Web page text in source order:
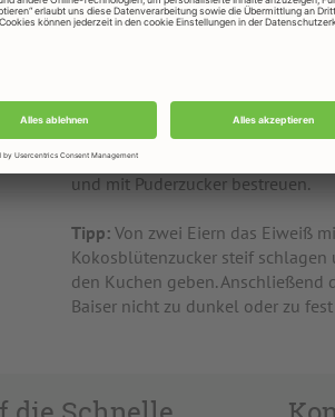
Eier, Meersalz und Vanille in
Dinkelmehl und Backpulver
Hafersahne und das weiche
(Zimmertemperatur!) zugeben
Rhabarber hinzufügen und
mit Backpapier ausgelegte
180°C für circa 40-45 Minuten
und mit Puderzucker bestreuen.
Tipp: Von zwei Eiern das Eiweiß
Kokosblütenzucker steif
den Kuchen geben. Anschließend
Baiser nicht zu dunkel oder zu